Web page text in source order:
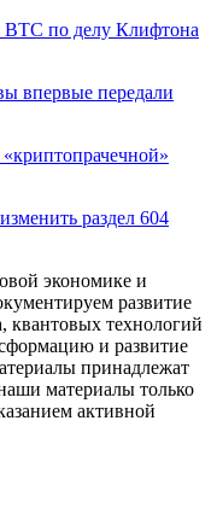
по делу Клифтона
впервые передали
раздел 604
экономике и
развитие
квантовых технологий
и развитие
принадлежат
материалы только
активной